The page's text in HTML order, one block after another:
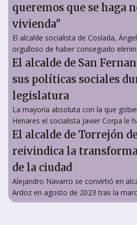
queremos que se haga
vivienda"
El alcalde socialista de Coslada,
orgulloso de haber conseguido
El alcalde de San
sus políticas sociales
legislatura
La mayoría absoluta con la que
Henares el socialista Javier Corpa le
El alcalde de Torrejón
reivindica la
de la ciudad
Alejandro Navarro se convirtió en
Ardoz en agosto de 2023 tras la